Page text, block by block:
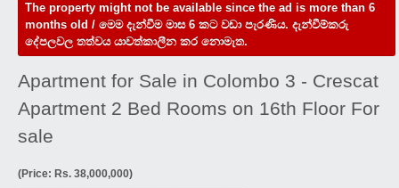
The property might not be available since the ad is more than 6
months old / මෙම දැන්වීම මාස 6 කට වඩා පැරණිය. දැන්වීම්කරු
දේපලවල තත්වය යාවත්කාලීන කර නොමැත.
Apartment for Sale in Colombo 3 - Crescat
Apartment 2 Bed Rooms on 16th Floor For
sale
(Price: Rs. 38,000,000)